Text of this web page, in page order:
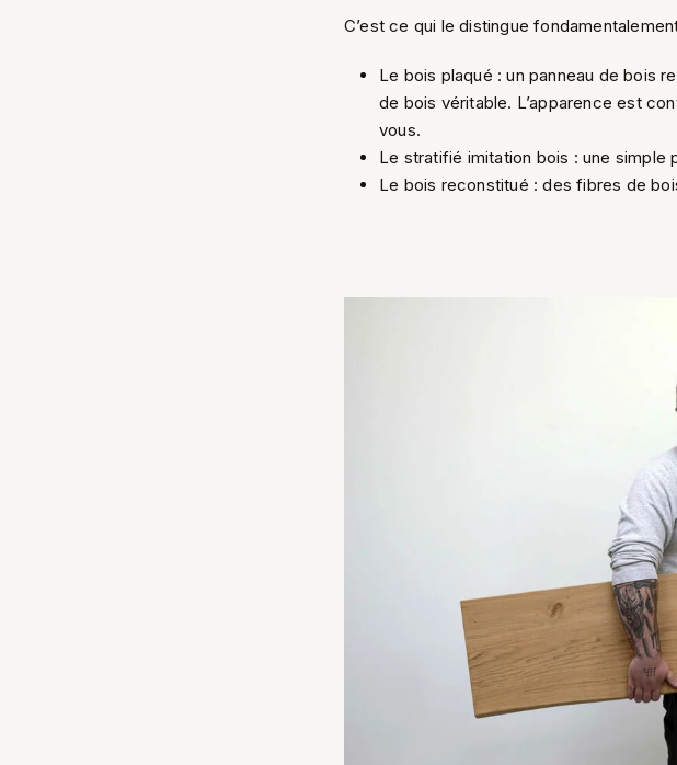
C’est ce qui le distingue
Le bois plaqué : un panneau de bois
de bois véritable. L’apparence est
vous.
Le stratifié imitation bois : une simple
Le bois reconstitué : des fibres de